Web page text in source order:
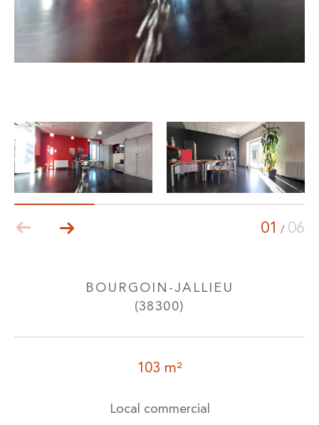
01 / 06
BOURGOIN-JALLIEU
(38300)
103 m²
Local commercial